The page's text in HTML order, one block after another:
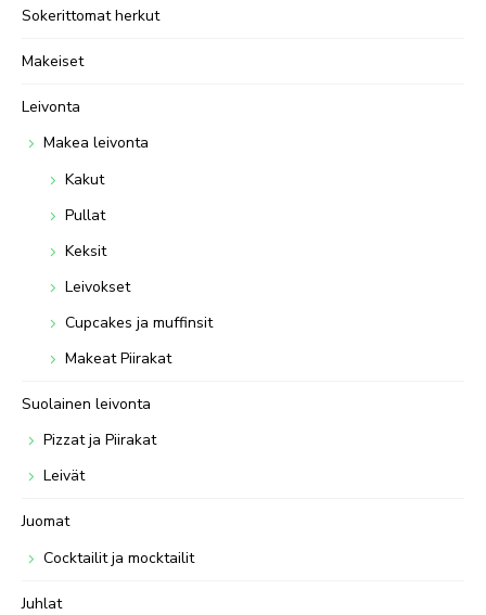
Sokerittomat herkut
Makeiset
Leivonta
Makea leivonta
Kakut
Pullat
Keksit
Leivokset
Cupcakes ja muffinsit
Makeat Piirakat
Suolainen leivonta
Pizzat ja Piirakat
Leivät
Juomat
Cocktailit ja mocktailit
Juhlat